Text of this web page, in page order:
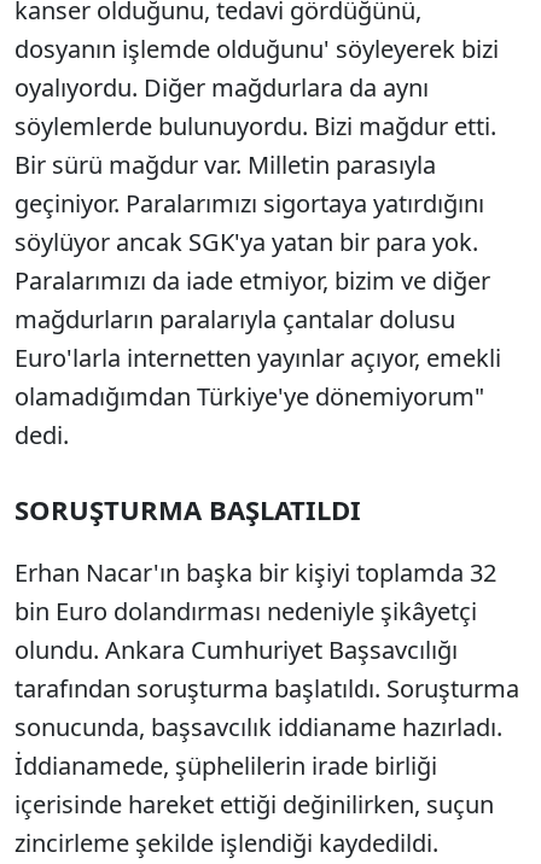
kanser olduğunu, tedavi gördüğünü,
dosyanın işlemde olduğunu' söyleyerek bizi
oyalıyordu. Diğer mağdurlara da aynı
söylemlerde bulunuyordu. Bizi mağdur etti.
Bir sürü mağdur var. Milletin parasıyla
geçiniyor. Paralarımızı sigortaya yatırdığını
söylüyor ancak SGK'ya yatan bir para yok.
Paralarımızı da iade etmiyor, bizim ve diğer
mağdurların paralarıyla çantalar dolusu
Euro'larla internetten yayınlar açıyor, emekli
olamadığımdan Türkiye'ye dönemiyorum"
dedi.
SORUŞTURMA BAŞLATILDI
Erhan Nacar'ın başka bir kişiyi toplamda 32
bin Euro dolandırması nedeniyle şikâyetçi
olundu. Ankara Cumhuriyet Başsavcılığı
tarafından soruşturma başlatıldı. Soruşturma
sonucunda, başsavcılık iddianame hazırladı.
İddianamede, şüphelilerin irade birliği
içerisinde hareket ettiği değinilirken, suçun
zincirleme şekilde işlendiği kaydedildi.